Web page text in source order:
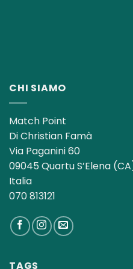
CHI SIAMO
Match Point
Di Christian Famà
Via Paganini 60
09045 Quartu S’Elena
Italia
070 813121
TAGS